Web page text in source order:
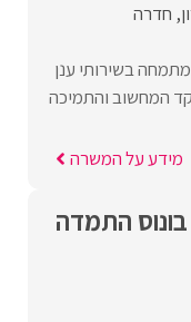
חדרה
בשירותי ענן
תמיכה טכנית (קו 1) למוקד המחשוב והתמיכה
מידע על המשרה
התמדה